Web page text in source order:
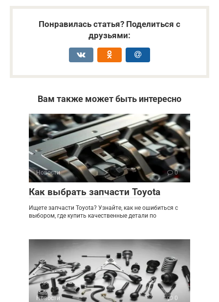
Понравилась статья? Поделиться с
друзьями:
Вам также может быть интересно
Новости 0
Как выбрать запчасти Toyota
Ищете запчасти Toyota? Узнайте, как не ошибиться с
выбором, где купить качественные детали по
Новости 0